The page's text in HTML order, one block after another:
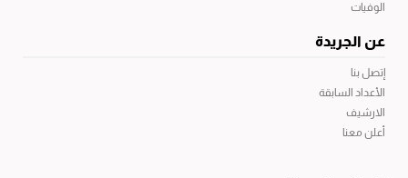
الوفيات
عن الجريدة
إتصل بنا
الأعداد السابقة
الارشيف
أعلن معنا